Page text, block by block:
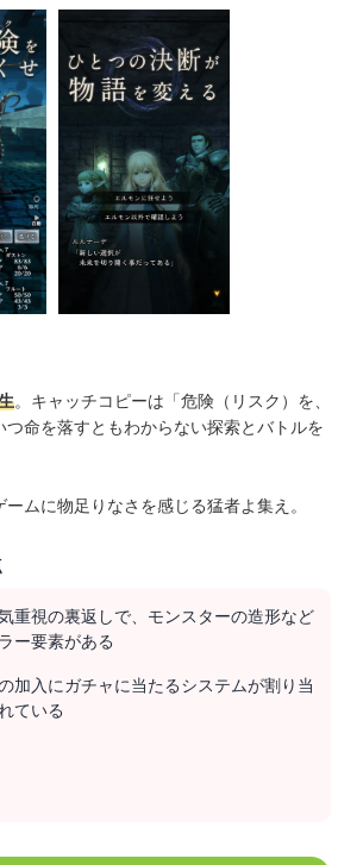
。キャッチコピーは「危険（リスク）を、
命を落すともわからない探索とバトルを
ムに物足りなさを感じる猛者よ集え。
重視の裏返しで、モンスターの造形など
ー要素がある
加入にガチャに当たるシステムが割り当
ている